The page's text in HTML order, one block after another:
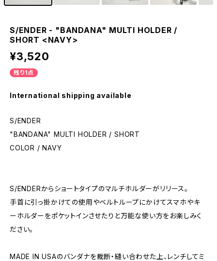
S/ENDER - "BANDANA" MULTI HOLDER /
SHORT <NAVY>
¥3,520
残り1点
International shipping available
S/ENDER
"BANDANA" MULTI HOLDER / SHORT
COLOR / NAVY
S/ENDERからショートタイプのマルチホルダーがリリース。
手首に引っ掛かけての使用やベルトループにかけてスマホやキ
ーホルダーをポケットインさせたりと万能な使い方をお楽しみく
ださい。
MADE IN USAのバンダナを裁断・縫い合わせた上、レンチしてミ